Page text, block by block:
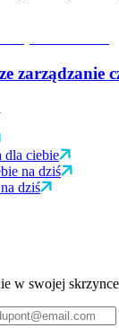
zarządzanie
dla ciebie
na dziś
dziś
w swojej